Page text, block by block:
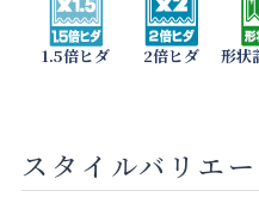
1.5倍ヒダ 2倍ヒダ 形状
スタイルバリエ